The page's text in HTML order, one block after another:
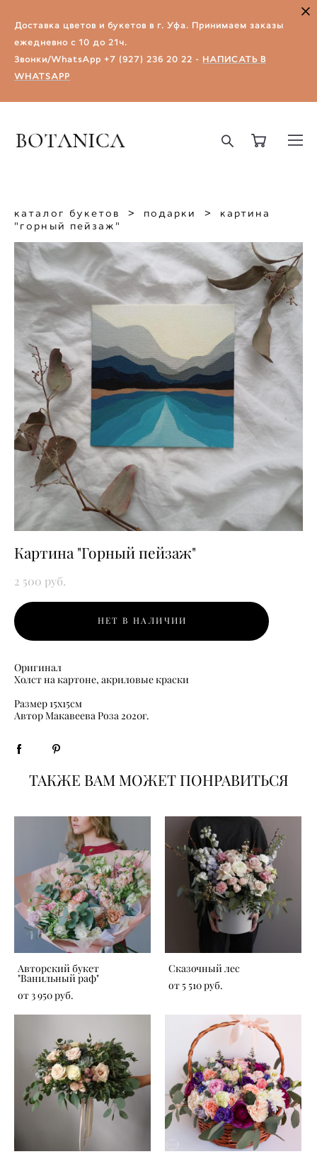
Доставка цветов и букетов в г. Уфа.​ Принимаем заказы
ежедневно с 10 до 21ч.
Звонки/WhatsApp +7 (927) 236 20 22 - НАПИСАТЬ В
WHATSAPP
каталог букетов > подарки >
картина
"горный пейзаж"
Картина "Горный пейзаж"
2 500 pуб.
НЕТ В НАЛИЧИИ
Оригинал
Холст на картоне, акриловые краски
Размер 15х15см
​Автор Макавеева Роза 2020г.
ТАКЖЕ ВАМ МОЖЕТ ПОНРАВИТЬСЯ
Авторский букет
"Ванильный раф"
от 3 950 pуб.
Сказочный лес
от 5 510 pуб.